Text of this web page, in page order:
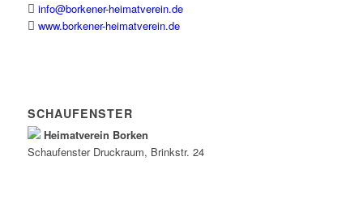
info@borkener-heimatverein.de
www.borkener-heimatverein.de
SCHAUFENSTER
Heimatverein Borken
Schaufenster Druckraum, Brinkstr. 24